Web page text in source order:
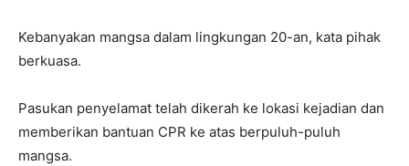
Kebanyakan mangsa dalam lingkungan 20-an, kata pihak
berkuasa.
Pasukan penyelamat telah dikerah ke lokasi kejadian dan
memberikan bantuan CPR ke atas berpuluh-puluh
mangsa.